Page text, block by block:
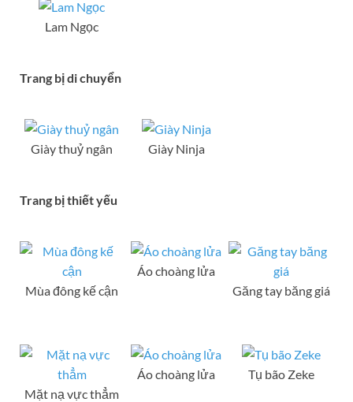
Lam Ngọc
Trang bị di chuyển
Giày thuỷ ngân Giày Ninja
Trang bị thiết yếu
Mùa đông kế cận
Áo choàng lửa
Găng tay băng giá
Mặt nạ vực thẳm
Áo choàng lửa Tụ bão Zeke